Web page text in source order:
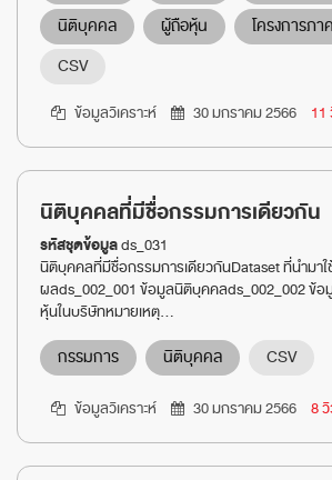
นิติบุคคล
ผู้ถือหุ้น
โครงการภา
CSV
ข้อมูลวิเคราะห์ 30 มกราคม 2566 11
นิติบุคคลที่มีชื่อกรรมการเดียวกัน
รหัสชุดข้อมูลds_031
นิติบุคคลที่มีชื่อกรรมการเดียวกันDataset ที่นำมาใ
ผลds_002_001 ข้อมูลนิติบุคคลds_002_002 ข้อ
หุ้นในบริษัทหมายเหตุ...
กรรมการ นิติบุคคล CSV
ข้อมูลวิเคราะห์ 30 มกราคม 2566 8